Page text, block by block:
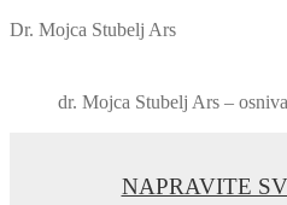
Dr. Mojca Stubelj Ars
dr. Mojca Stubelj Ars –
NAPRAVITE